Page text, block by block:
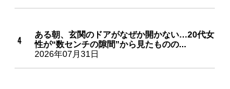
ある朝、玄関のドアがなぜか開かない…20代女
性が“数センチの隙間”から見たものの...
2026年07月31日